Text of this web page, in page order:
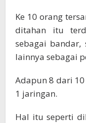
Ke 10 orang
ditahan itu
sebagai bandar,
lainnya sebagai
Adapun 8 dari
1 jaringan.
Hal itu seperti